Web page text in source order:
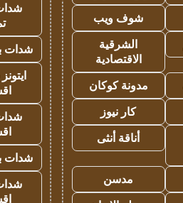
شوف ويب
الشرقية
الاقتصادية
مدونة كوكان
كار نيوز
أناقة أنثى
مدسن
شدات
شدات